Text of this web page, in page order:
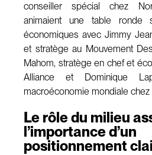
conseiller spécial chez
animaient une table ronde
économiques avec Jimmy
et stratège au Mouvement
Mahom, stratège en chef et
Alliance et Dominique
macroéconomie mondiale chez
Le rôle du milieu
l’importance d’un
positionnement